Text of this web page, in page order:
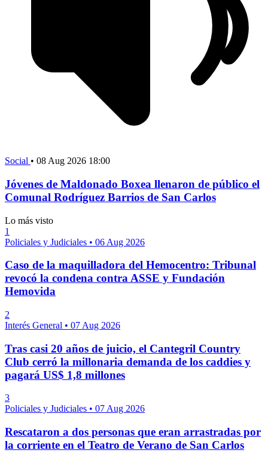
Social • 08 Aug 2026 18:00
Jóvenes de Maldonado Boxea llenaron de público el
Comunal Rodríguez Barrios de San Carlos
Lo más visto
1
Policiales y Judiciales • 06 Aug 2026
Caso de la maquilladora del Hemocentro: Tribunal
revocó la condena contra ASSE y Fundación
Hemovida
2
Interés General • 07 Aug 2026
Tras casi 20 años de juicio, el Cantegril Country
Club cerró la millonaria demanda de los caddies y
pagará US$ 1,8 millones
3
Policiales y Judiciales • 07 Aug 2026
Rescataron a dos personas que eran arrastradas por
la corriente en el Teatro de Verano de San Carlos